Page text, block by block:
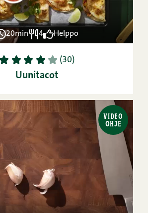
20min 4 Helppo
1 2 3 4 5 (30)
Uunitacot
VIDEO
OHJE